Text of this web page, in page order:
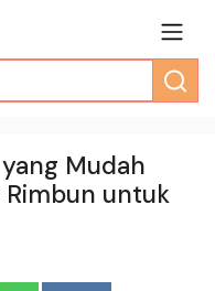
Mudah
Rimbun untuk